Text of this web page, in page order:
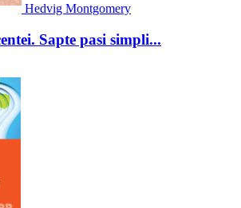
Hedvig Montgomery
Sapte pasi simpli...